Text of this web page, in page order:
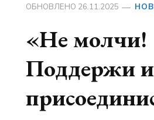
ОБНОВЛЕНО 26.11.2025
«Не молчи!
Поддержи и